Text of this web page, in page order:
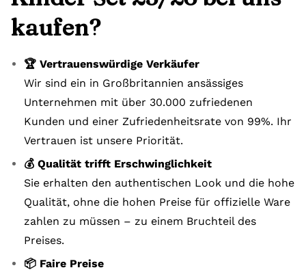
kaufen?
🏆 Vertrauenswürdige Verkäufer
Wir sind ein in Großbritannien ansässiges
Unternehmen mit über 30.000 zufriedenen
Kunden und einer Zufriedenheitsrate von 99%. Ihr
Vertrauen ist unsere Priorität.
💰 Qualität trifft Erschwinglichkeit
Sie erhalten den authentischen Look und die hohe
Qualität, ohne die hohen Preise für offizielle Ware
zahlen zu müssen – zu einem Bruchteil des
Preises.
📦 Faire Preise